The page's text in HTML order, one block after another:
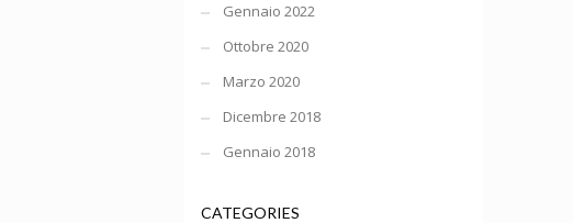
Gennaio 2022
Ottobre 2020
Marzo 2020
Dicembre 2018
Gennaio 2018
CATEGORIES